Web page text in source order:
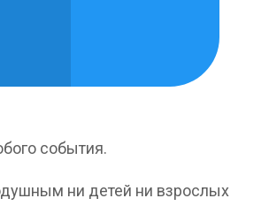
события.
ни детей ни взрослых